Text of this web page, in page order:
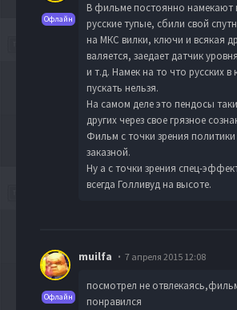
Офлайн
В фильме постоянно намекают
русские тупые, сбили свой
на МКС вилки, ключи и всякая
валяется, заедает датчик
и т.д. Намек на то что русских в
пускать нельзя.
На самом деле это пендосы
других через свое грязное
Фильм с точки зрения
заказной.
Ну а с точки зрения спец-
всегда Голливуд на высоте.
Офлайн
muilfa 7 апреля 2015 12:08
посмотрел не
понравился